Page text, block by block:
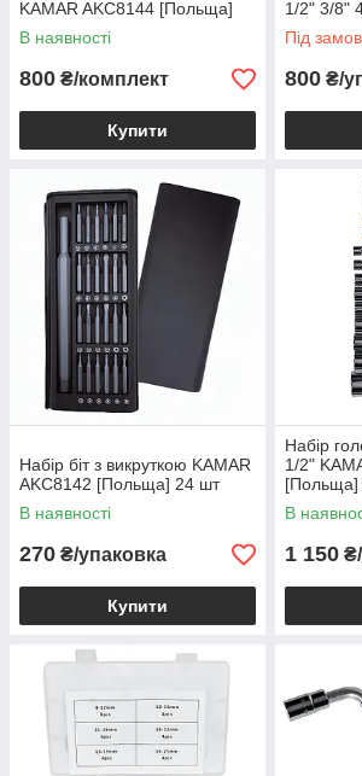
KAMAR AKC8144 [Польща]
В наявності
800 ₴/комплект
Купити
1/2" 3/8"
Під
800 ₴/
Набір біт з викруткою KAMAR
AKC8142 [Польща] 24 шт
В наявності
270 ₴/упаковка
Купити
Набір
1/2"
[Польща]
В
1 150